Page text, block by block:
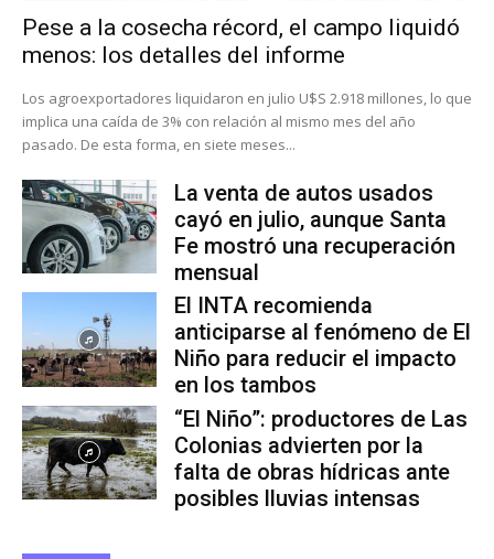
Pese a la cosecha récord, el campo liquidó
menos: los detalles del informe
Los agroexportadores liquidaron en julio U$S 2.918 millones, lo que
implica una caída de 3% con relación al mismo mes del año
pasado. De esta forma, en siete meses...
La venta de autos usados
cayó en julio, aunque Santa
Fe mostró una recuperación
mensual
El INTA recomienda
anticiparse al fenómeno de El
Niño para reducir el impacto
en los tambos
“El Niño”: productores de Las
Colonias advierten por la
falta de obras hídricas ante
posibles lluvias intensas